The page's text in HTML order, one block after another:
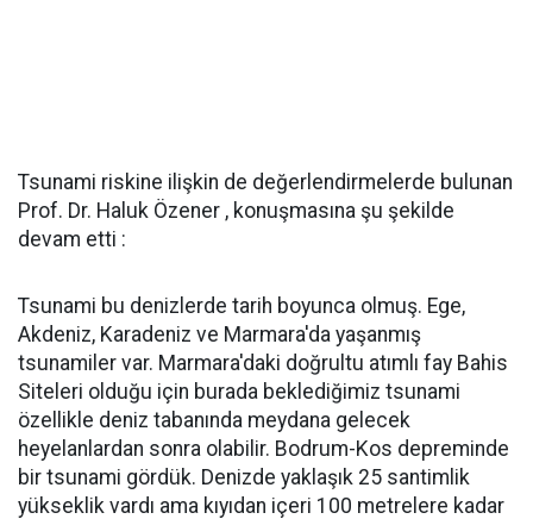
Tsunami riskine ilişkin de değerlendirmelerde bulunan
Prof. Dr. Haluk Özener , konuşmasına şu şekilde
devam etti :
Tsunami bu denizlerde tarih boyunca olmuş. Ege,
Akdeniz, Karadeniz ve Marmara'da yaşanmış
tsunamiler var. Marmara'daki doğrultu atımlı fay Bahis
Siteleri olduğu için burada beklediğimiz tsunami
özellikle deniz tabanında meydana gelecek
heyelanlardan sonra olabilir. Bodrum-Kos depreminde
bir tsunami gördük. Denizde yaklaşık 25 santimlik
yükseklik vardı ama kıyıdan içeri 100 metrelere kadar